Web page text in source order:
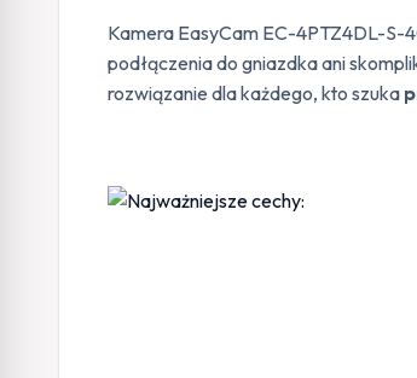
Kamera EasyCam EC-4PTZ4DL-S-
podłączenia do gniazdka ani
rozwiązanie dla każdego, kto szuka